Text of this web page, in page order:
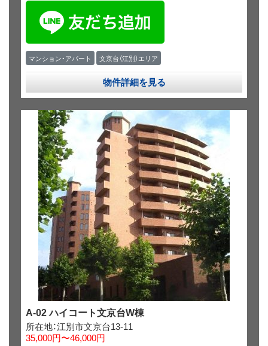
マンション・アパート 文京台（江別）エリア
物件詳細を見る
A-02 ハイコート文京台W棟
所在地：江別市文京台13-11
35,000円〜46,000円